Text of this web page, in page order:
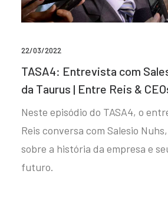
22/03/2022
TASA4: Entrevista com
da Taurus | Entre Reis &
Neste episódio do TASA4, o
Reis conversa com Salesio
sobre a história da empresa e
futuro.